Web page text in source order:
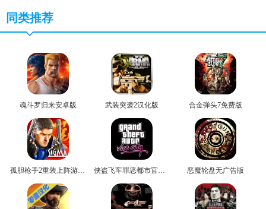
同类推荐
魂斗罗归来安卓版 武装突袭2汉化版 合金弹头7免费版
恶魔轮盘无广告版